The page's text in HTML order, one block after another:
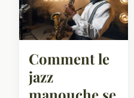
Comment le
jazz